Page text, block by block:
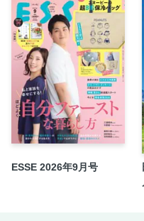
缶詰が大活躍！フルーツ
【dマガジン限定コンテ
レシピ～漬け物編～
ESSE 2026年9月号